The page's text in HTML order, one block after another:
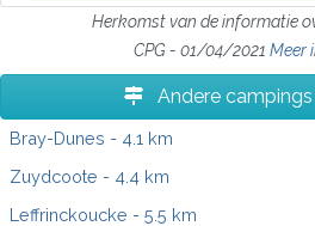
Herkomst van de informatie
CPG - 01/04/2021 Meer
Andere
Bray-Dunes - 4.1 km
Zuydcoote - 4.4 km
Leffrinckoucke - 5.5 km